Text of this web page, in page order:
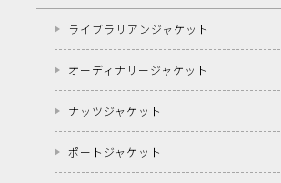
ライブラリアンジャケット
オーディナリージャケット
ナッツジャケット
ポートジャケット